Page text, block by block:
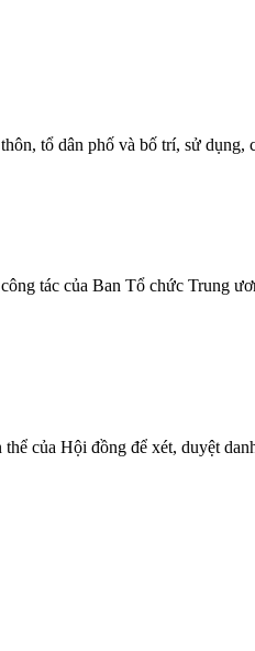
tổ dân phố và bố trí, sử dụng,
tác của Ban Tổ chức Trung
của Hội đồng để xét, duyệt